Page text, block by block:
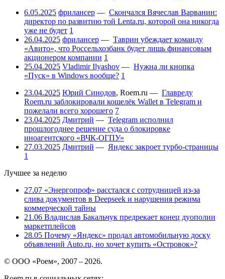
6.05.2025 фрилансер — Скончался Вячеслав Варванин:
директор по развитию той Lenta.ru, которой она никогда
уже не будет 1
26.04.2025 фрилансер — Таврин убеждает команду
«Авито», что Россельхозбанк будет лишь финансовым
акционером компании 1
25.04.2025 Vladimir Ilyashov — Нужна ли кнопка
«Пуск» в Windows вообще? 1
23.04.2025 Юрий Синодов, Roem.ru — Главреду
Roem.ru заблокировали кошелёк Wallet в Telegram и
пожелали всего хорошего 7
23.04.2025 Дмитрий — Telegram исполнил
прошлогоднее решение суда о блокировке
иноагентского «ВЧК-ОГПУ»
27.03.2025 Дмитрий — Яндекс закроет турбо-страницы
1
Лучшее за неделю
27.07 «Энергопроф» расстался с сотрудницей из-за
слива документов в Deepseek и нарушения режима
коммерческой тайны
21.06 Владислав Бакальчук предрекает конец дуополии
маркетплейсов
28.05 Почему «Яндекс» продал автомобильную доску
объявлений Auto.ru, но хочет купить «Островок»?
© ООО «Роем», 2007 – 2026.